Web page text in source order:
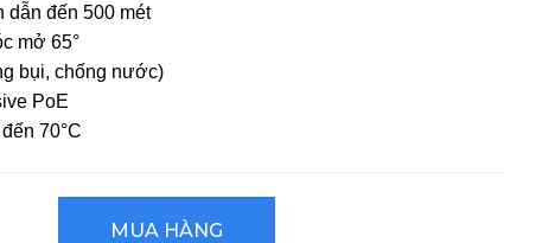
dẫn đến 500 mét
mở 65°
bụi, chống nước)
PoE
70°C
MUA HÀNG